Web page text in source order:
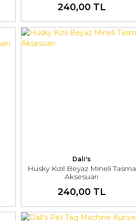
240,00 TL
Dali's
Husky Kızıl Beyaz Mineli Tasma
Aksesuarı
240,00 TL